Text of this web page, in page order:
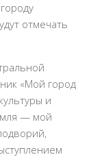
отмечать
«Мой город
и
— мой